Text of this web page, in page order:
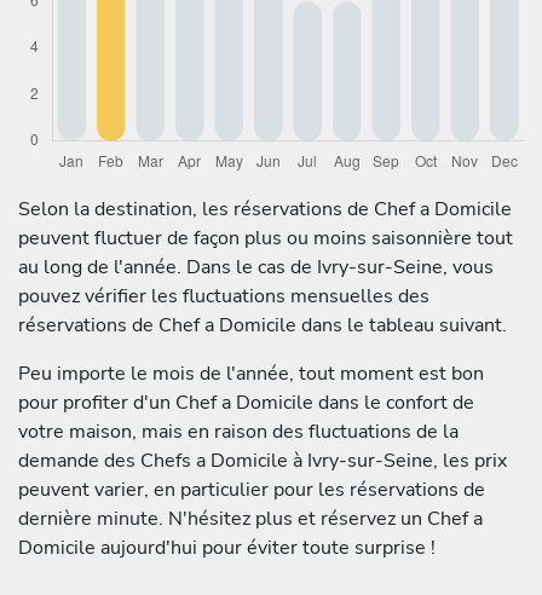
Selon la destination, les réservations de Chef a Domicile
peuvent fluctuer de façon plus ou moins saisonnière tout
au long de l'année. Dans le cas de Ivry-sur-Seine, vous
pouvez vérifier les fluctuations mensuelles des
réservations de Chef a Domicile dans le tableau suivant.
Peu importe le mois de l'année, tout moment est bon
pour profiter d'un Chef a Domicile dans le confort de
votre maison, mais en raison des fluctuations de la
demande des Chefs a Domicile à Ivry-sur-Seine, les prix
peuvent varier, en particulier pour les réservations de
dernière minute. N'hésitez plus et réservez un Chef a
Domicile aujourd'hui pour éviter toute surprise !